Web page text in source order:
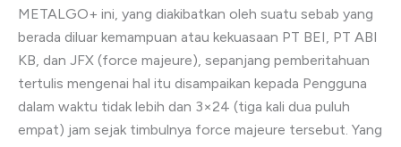
METALGO+ ini, yang diakibatkan oleh suatu sebab yang
berada diluar kemampuan atau kekuasaan PT BEI, PT ABI
KB, dan JFX (force majeure), sepanjang pemberitahuan
tertulis mengenai hal itu disampaikan kepada Pengguna
dalam waktu tidak lebih dan 3×24 (tiga kali dua puluh
empat) jam sejak timbulnya force majeure tersebut. Yang